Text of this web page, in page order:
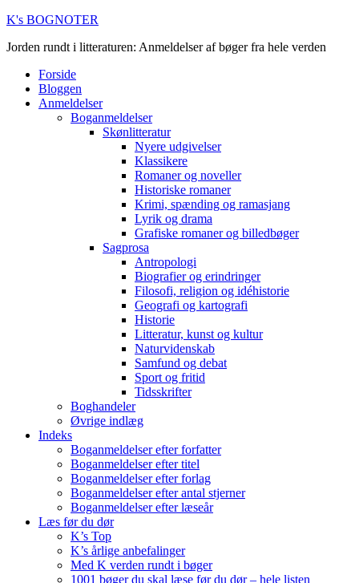
K's BOGNOTER
Jorden rundt i litteraturen: Anmeldelser af bøger fra hele verden
Forside
Bloggen
Anmeldelser
Boganmeldelser
Skønlitteratur
Nyere udgivelser
Klassikere
Romaner og noveller
Historiske romaner
Krimi, spænding og ramasjang
Lyrik og drama
Grafiske romaner og billedbøger
Sagprosa
Antropologi
Biografier og erindringer
Filosofi, religion og idéhistorie
Geografi og kartografi
Historie
Litteratur, kunst og kultur
Naturvidenskab
Samfund og debat
Sport og fritid
Tidsskrifter
Boghandeler
Øvrige indlæg
Indeks
Boganmeldelser efter forfatter
Boganmeldelser efter titel
Boganmeldelser efter forlag
Boganmeldelser efter antal stjerner
Boganmeldelser efter læseår
Læs før du dør
K’s Top
K’s årlige anbefalinger
Med K verden rundt i bøger
1001 bøger du skal læse før du dør – hele listen